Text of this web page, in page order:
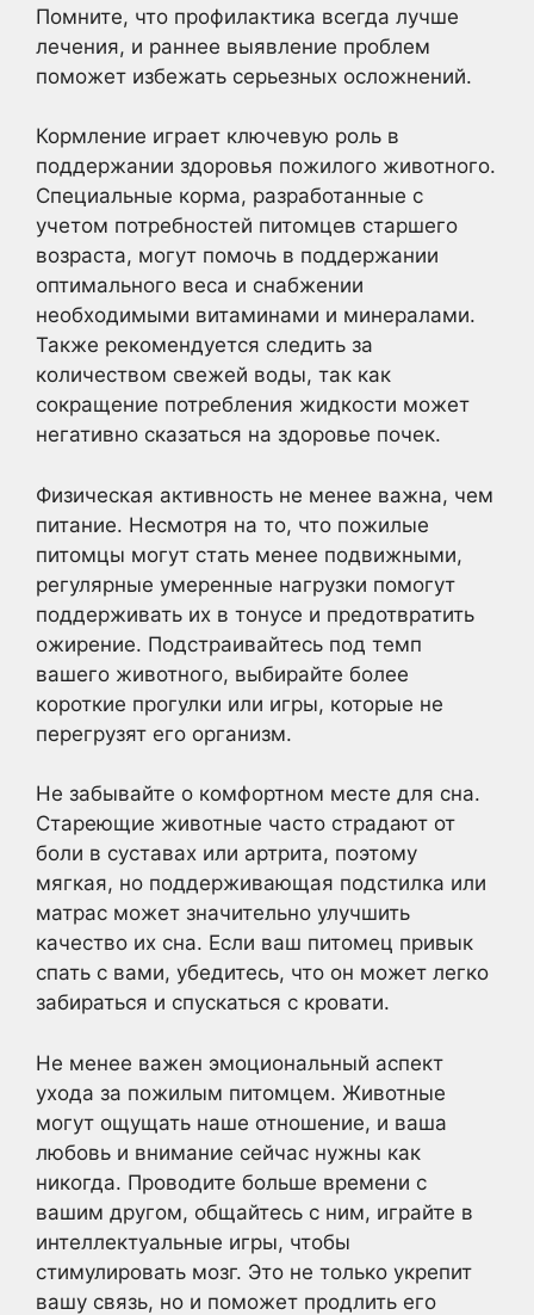
Помните, что профилактика всегда лучше
лечения, и раннее выявление проблем
поможет избежать серьезных осложнений.
Кормление играет ключевую роль в
поддержании здоровья пожилого животного.
Специальные корма, разработанные с
учетом потребностей питомцев старшего
возраста, могут помочь в поддержании
оптимального веса и снабжении
необходимыми витаминами и минералами.
Также рекомендуется следить за
количеством свежей воды, так как
сокращение потребления жидкости может
негативно сказаться на здоровье почек.
Физическая активность не менее важна, чем
питание. Несмотря на то, что пожилые
питомцы могут стать менее подвижными,
регулярные умеренные нагрузки помогут
поддерживать их в тонусе и предотвратить
ожирение. Подстраивайтесь под темп
вашего животного, выбирайте более
короткие прогулки или игры, которые не
перегрузят его организм.
Не забывайте о комфортном месте для сна.
Стареющие животные часто страдают от
боли в суставах или артрита, поэтому
мягкая, но поддерживающая подстилка или
матрас может значительно улучшить
качество их сна. Если ваш питомец привык
спать с вами, убедитесь, что он может легко
забираться и спускаться с кровати.
Не менее важен эмоциональный аспект
ухода за пожилым питомцем. Животные
могут ощущать наше отношение, и ваша
любовь и внимание сейчас нужны как
никогда. Проводите больше времени с
вашим другом, общайтесь с ним, играйте в
интеллектуальные игры, чтобы
стимулировать мозг. Это не только укрепит
вашу связь, но и поможет продлить его